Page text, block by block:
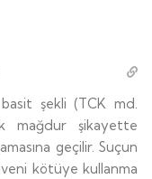
şekli (TCK md.
mağdur şikayette
geçilir. Suçun
kötüye kullanma